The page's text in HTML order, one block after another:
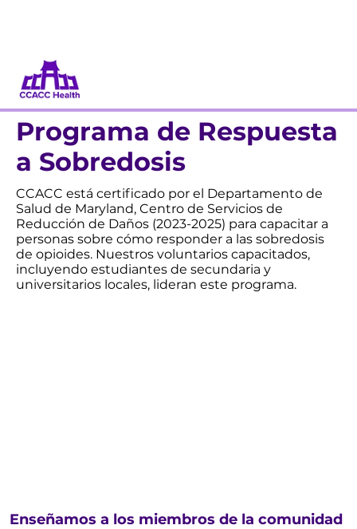
Programa de Respuesta
a Sobredosis
CCACC está certificado por el Departamento de
Salud de Maryland, Centro de Servicios de
Reducción de Daños (2023-2025) para capacitar a
personas sobre cómo responder a las sobredosis
de opioides. Nuestros voluntarios capacitados,
incluyendo estudiantes de secundaria y
universitarios locales, lideran este programa.
Enseñamos a los miembros de la comunidad